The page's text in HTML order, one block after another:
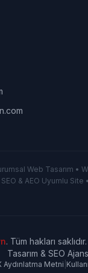
Web Tasarım •
& AEO Uyumlu Site
. Tüm hakları saklıdır.
Tasarım & SEO
Aydınlatma Metni